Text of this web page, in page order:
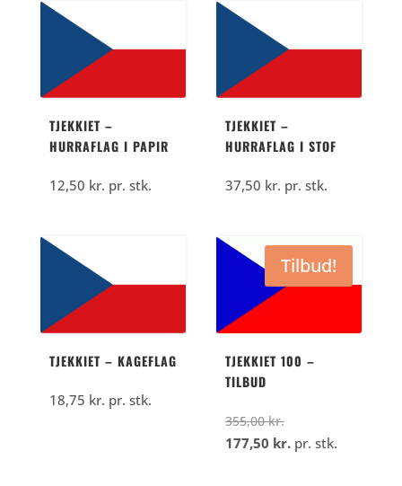
TJEKKIET –
HURRAFLAG I PAPIR
12,50 kr. pr. stk.
TJEKKIET –
HURRAFLAG I STOF
37,50 kr. pr. stk.
TJEKKIET – KAGEFLAG
18,75 kr. pr. stk.
Tilbud!
TJEKKIET 100 –
TILBUD
355,00kr.Den
oprindelige
177,50 kr.Den
pr. stk.